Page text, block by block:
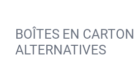
BOÎTES EN CARTON
ALTERNATIVES